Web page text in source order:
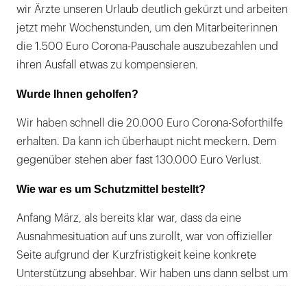
wir Ärzte unseren Urlaub deutlich gekürzt und arbeiten
jetzt mehr Wochenstunden, um den Mitarbeiterinnen
die 1.500 Euro Corona-Pauschale auszubezahlen und
ihren Ausfall etwas zu kompensieren.
Wurde Ihnen geholfen?
Wir haben schnell die 20.000 Euro Corona-Soforthilfe
erhalten. Da kann ich überhaupt nicht meckern. Dem
gegenüber stehen aber fast 130.000 Euro Verlust.
Wie war es um Schutzmittel bestellt?
Anfang März, als bereits klar war, dass da eine
Ausnahmesituation auf uns zurollt, war von offizieller
Seite aufgrund der Kurzfristigkeit keine konkrete
Unterstützung absehbar. Wir haben uns dann selbst um